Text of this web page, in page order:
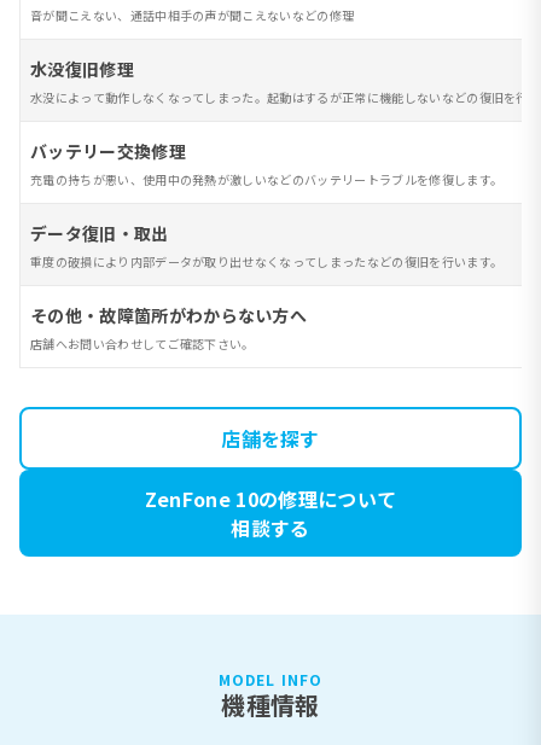
音が聞こえない、通話中相手の声が聞こえないなどの修理
水没復旧修理
水没によって動作しなくなってしまった。起動はするが正常に機能しないなどの復旧を行
バッテリー交換修理
充電の持ちが悪い、使用中の発熱が激しいなどのバッテリートラブルを修復します。
データ復旧・取出
重度の破損により内部データが取り出せなくなってしまったなどの復旧を行います。
その他・故障箇所がわからない方へ
店舗へお問い合わせしてご確認下さい。
店舗を探す
ZenFone 10の修理について
相談する
MODEL INFO
機種情報